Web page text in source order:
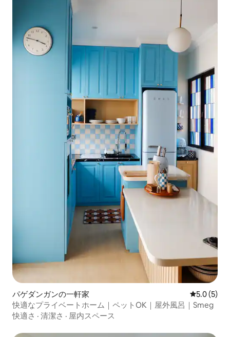
パゲダンガンの一軒家 レビュー5
5.0 (5)
快適なプライベートホーム｜ペットOK｜屋外風呂｜Smeg
快適さ · 清潔さ · 屋内スペース